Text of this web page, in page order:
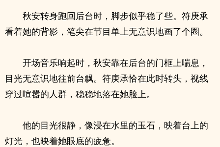
秋安转身跑回后台时，脚步似乎稳了些。符庚承
看着她的背影，笔尖在节目单上无意识地画了个圈。
开场音乐响起时，秋安靠在后台的门框上喘息，
目光无意识地往前台飘。符庚承恰在此时转头，视线
穿过喧嚣的人群，稳稳地落在她脸上。
他的目光很静，像浸在水里的玉石，映着台上的
灯光，也映着她眼底的疲惫。